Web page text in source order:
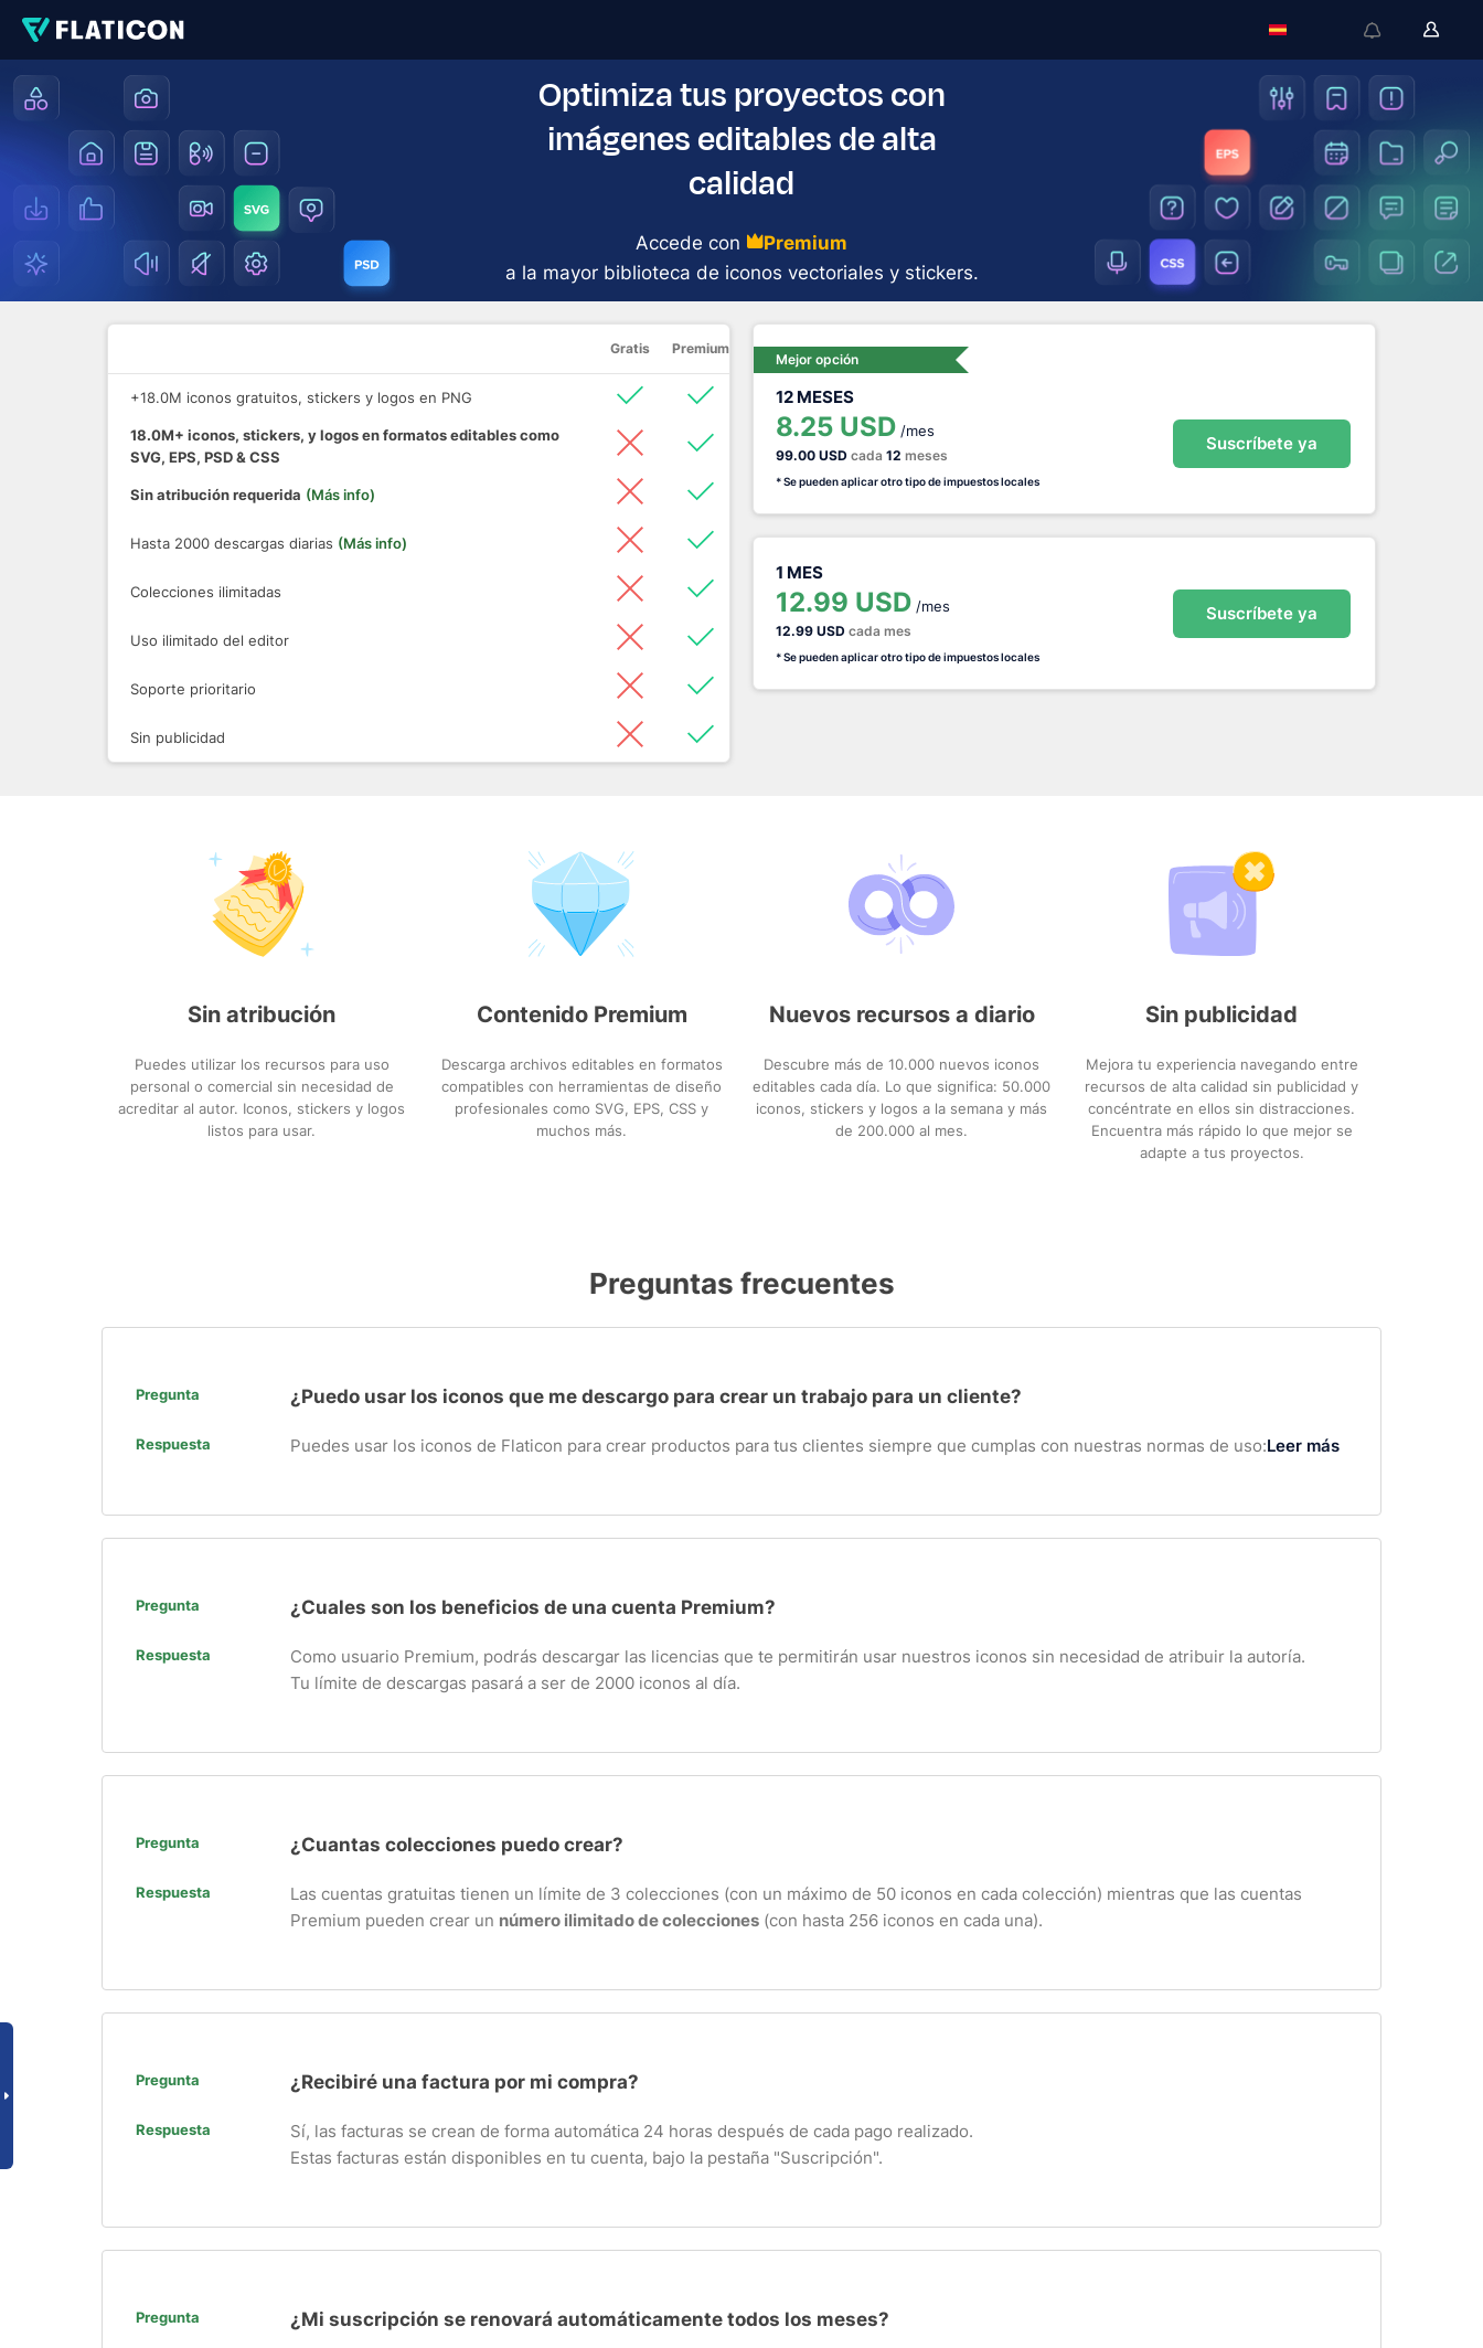
Optimiza tus proyectos con
imágenes editables de alta
calidad
Accede con
Premium
a la mayor biblioteca de iconos vectoriales y stickers.
Gratis Premium
+18.0M iconos gratuitos, stickers y logos en PNG
18.0M+ iconos, stickers, y logos en formatos editables como
SVG, EPS, PSD & CSS
Sin atribución requerida (Más info)
Hasta 2000 descargas diarias (Más info)
Colecciones ilimitadas
Uso ilimitado del editor
Soporte prioritario
Sin publicidad
Mejor opción
12 MESES
8.25 USD /mes
99.00 USD cada 12 meses
* Se pueden aplicar otro tipo de impuestos locales
Suscríbete ya
1 MES
12.99 USD /mes
12.99 USD cada mes
* Se pueden aplicar otro tipo de impuestos locales
Suscríbete ya
Sin atribución
Puedes utilizar los recursos para uso
personal o comercial sin necesidad de
acreditar al autor. Iconos, stickers y logos
listos para usar.
Contenido Premium
Descarga archivos editables en formatos
compatibles con herramientas de diseño
profesionales como SVG, EPS, CSS y
muchos más.
Nuevos recursos a diario
Descubre más de 10.000 nuevos iconos
editables cada día. Lo que significa: 50.000
iconos, stickers y logos a la semana y más
de 200.000 al mes.
Sin publicidad
Mejora tu experiencia navegando entre
recursos de alta calidad sin publicidad y
concéntrate en ellos sin distracciones.
Encuentra más rápido lo que mejor se
adapte a tus proyectos.
Preguntas frecuentes
Pregunta ¿Puedo usar los iconos que me descargo para crear un trabajo para un cliente?
Respuesta Puedes usar los iconos de Flaticon para crear productos para tus clientes siempre que cumplas con nuestras normas de uso:Leer más
Pregunta ¿Cuales son los beneficios de una cuenta Premium?
Respuesta
Como usuario Premium, podrás descargar las licencias que te permitirán usar nuestros iconos sin necesidad de atribuir la autoría.
Tu límite de descargas pasará a ser de 2000 iconos al día.
Pregunta ¿Cuantas colecciones puedo crear?
Respuesta
Las cuentas gratuitas tienen un límite de 3 colecciones (con un máximo de 50 iconos en cada colección) mientras que las cuentas
Premium pueden crear un número ilimitado de colecciones (con hasta 256 iconos en cada una).
Pregunta ¿Recibiré una factura por mi compra?
Respuesta
Sí, las facturas se crean de forma automática 24 horas después de cada pago realizado.
Estas facturas están disponibles en tu cuenta, bajo la pestaña "Suscripción".
Pregunta ¿Mi suscripción se renovará automáticamente todos los meses?